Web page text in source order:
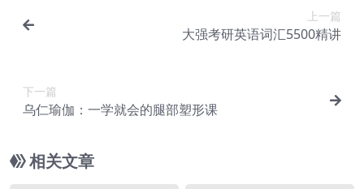
上一篇
大强考研英语词汇5500精讲
下一篇
乌仁瑜伽：一学就会的腿部塑形课
相关文章